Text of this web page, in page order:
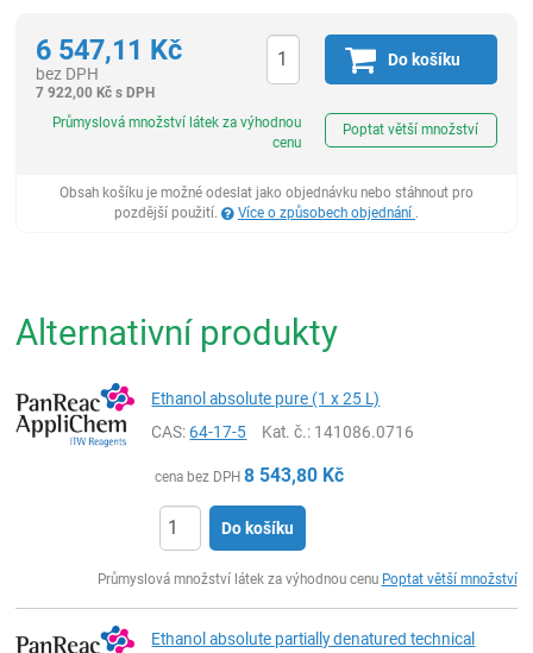
6 547,11 Kč
bez DPH
7 922,00Kč s DPH
Do košíku
Průmyslová množství látek za výhodnou
cenu
Poptat větší množství
Obsah košíku je možné odeslat jako objednávku nebo stáhnout pro
pozdější použití.
Více o způsobech objednání .
Alternativní produkty
Ethanol absolute pure (1 x 25 L)
CAS:64-17-5 Kat. č.: 141086.0716
cena bez DPH 8 543,80 Kč
Do košíku
Průmyslová množství látek za výhodnou cenu Poptat větší množství
Ethanol absolute partially denatured technical